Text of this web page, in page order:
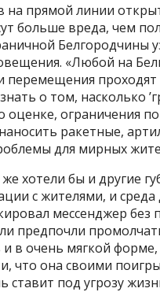
на прямой линии
больше вреда, чем
Белгородчины
«Любой на
перемещения
о том, насколько
ограничения по
ракетные,
для мирных
хотели бы и другие
с жителями, и среда
мессенджер без
предпочли
и в очень мягкой
что она своими
под угрозу